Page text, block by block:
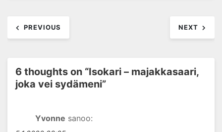
selaus
PREVIOUS NEXT
6 thoughts on “Isokari – majakkasaari,
joka vei sydämeni”
Yvonne sanoo: